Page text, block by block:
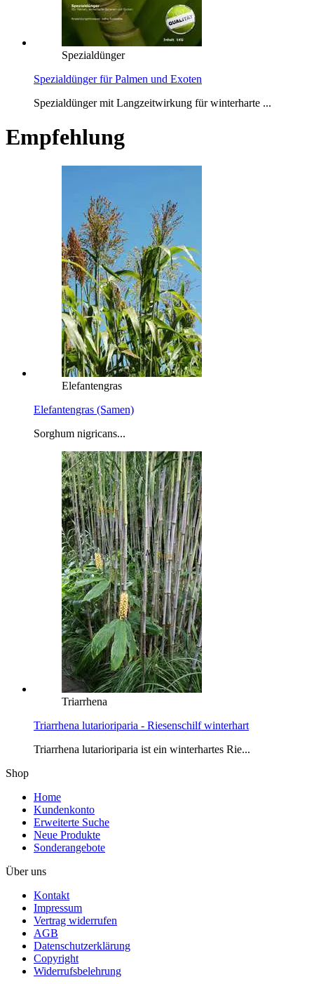
Spezialdünger
Spezialdünger für Palmen und Exoten
Spezialdünger mit Langzeitwirkung für winterharte ...
Empfehlung
Elefantengras
Elefantengras (Samen)
Sorghum nigricans...
Triarrhena
Triarrhena lutarioriparia - Riesenschilf winterhart
Triarrhena lutarioriparia ist ein winterhartes Rie...
Shop
Home
Kundenkonto
Erweiterte Suche
Neue Produkte
Sonderangebote
Über uns
Kontakt
Impressum
Vertrag widerrufen
AGB
Datenschutzerklärung
Copyright
Widerrufsbelehrung